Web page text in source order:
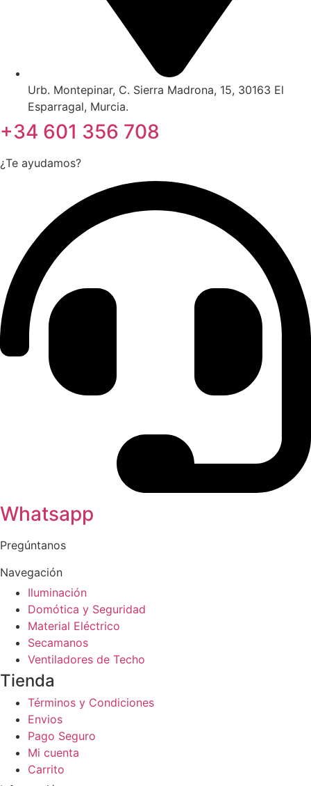
Urb. Montepinar, C. Sierra Madrona, 15, 30163 El
Esparragal, Murcia.
+34 601 356 708
¿Te ayudamos?
Whatsapp
Pregúntanos
Navegación
Iluminación
Domótica y Seguridad
Material Eléctrico
Secamanos
Ventiladores de Techo
Tienda
Términos y Condiciones
Envios
Pago Seguro
Mi cuenta
Carrito